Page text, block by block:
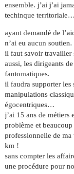
ensemble. j’ai j’ai
techinque territoriale…
ayant demandé de
n’ai eu aucun soutien.
il faut savoir travailler
aussi, les dirigeants
fantomatiques.
il faudra supporter les
manipulations
égocentriques…
j’ai 15 ans de métiers
problème et
professionnelle de
km !
sans compter les
une procédure pour